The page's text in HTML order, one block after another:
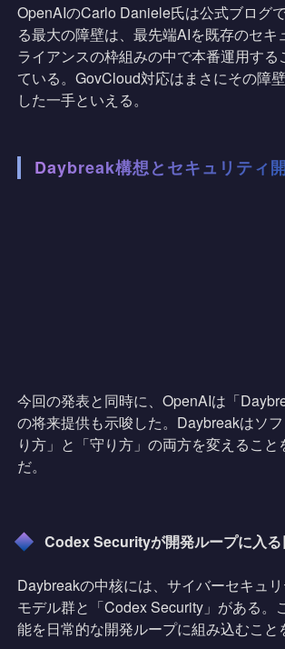
OpenAIのCarlo Daniele氏は公式ブログ
る最大の障壁は、最先端AIを既存のセキ
ライアンスの枠組みの中で本番運用する
ている。GovCloud対応はまさにその障
した一手といえる。
Daybreak構想とセキュリティ
今回の発表と同時に、OpenAIは「
の将来提供も示唆した。Daybreakはソ
り方」と「守り方」の両方を変えること
だ。
Codex Securityが開発ループに入る
Daybreakの中核には、サイバーセキュ
モデル群と「Codex Security」がある。
能を日常的な開発ループに組み込むこと